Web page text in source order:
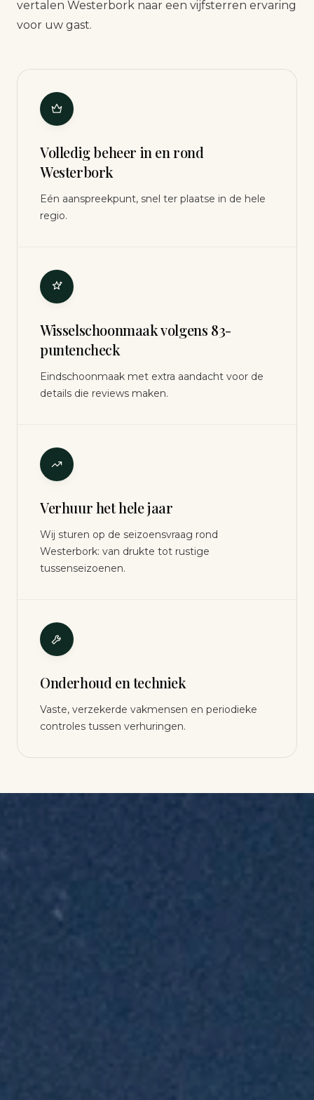
vertalen Westerbork naar een vijfsterren ervaring
voor uw gast.
Volledig beheer in en rond
Westerbork
Eén aanspreekpunt, snel ter plaatse in de hele
regio.
Wisselschoonmaak volgens 83-
puntencheck
Eindschoonmaak met extra aandacht voor de
details die reviews maken.
Verhuur het hele jaar
Wij sturen op de seizoensvraag rond
Westerbork: van drukte tot rustige
tussenseizoenen.
Onderhoud en techniek
Vaste, verzekerde vakmensen en periodieke
controles tussen verhuringen.